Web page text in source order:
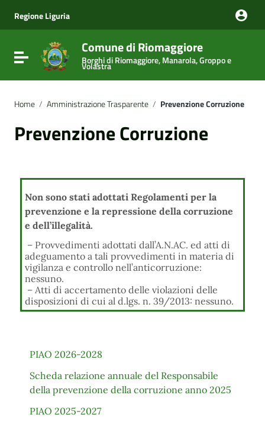
Vai al menu di navigazione
Vai al footer
Regione Liguria
Attiva / disattiva la navigazione
Comune di Riomaggiore
Borghi di Riomaggiore, Manarola, Groppo e
Volastra
Home / Amministrazione Trasparente / Prevenzione Corruzione
Prevenzione Corruzione
Non sono stati adottati Regolamenti per la
prevenzione e la repressione della corruzione
e dell’illegalità.
– Provvedimenti adottati dall’A.N.AC. ed atti di
adeguamento a tali provvedimenti in materia di
vigilanza e controllo nell’anticorruzione:
nessuno.
– Atti di accertamento delle violazioni delle
disposizioni di cui al d.lgs. n. 39/2013: nessuno.
PIAO 2026-2028
Scheda relazione annuale del Responsabile
della prevenzione della corruzione anno 2025
PIAO 2025-2027